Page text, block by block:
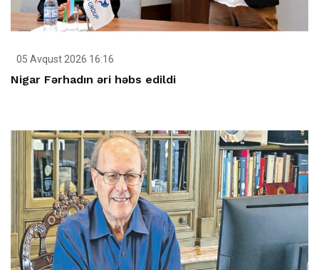
05 Avqust 2026 16:16
Nigar Fərhadın əri həbs edildi